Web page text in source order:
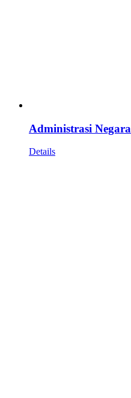
Administrasi Negara
Details